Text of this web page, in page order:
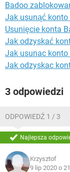
Badoo
Jak usunąć konto
Usunięcie konta
Jak odzyskać
Jak usunac konto
Jak odzyskac
3 odpowiedzi
ODPOWIEDŹ 1 / 3
Najlepsza
Krzysztof
9 lip 2020 o